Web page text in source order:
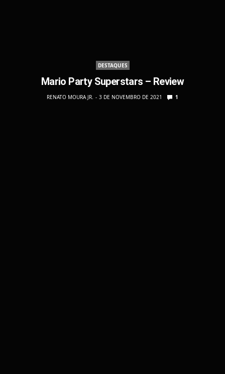
DESTAQUES
Mario Party Superstars – Review
RENATO MOURA JR. 3 DE NOVEMBRO DE 2021 1